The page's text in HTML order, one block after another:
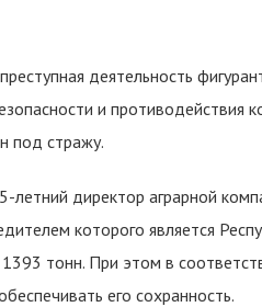
деятельность
и противодействия
под стражу.
летний директор аграрной
которого является
тонн. При этом в
его сохранность.